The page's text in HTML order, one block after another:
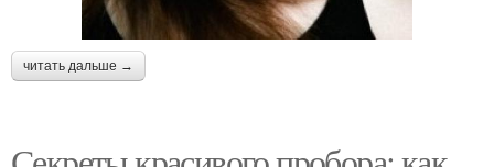
читать дальше →